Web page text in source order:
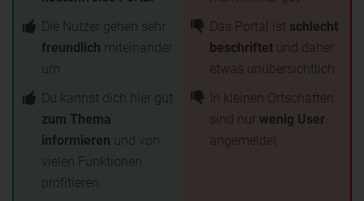
Die Nutzer gehen sehr
freundlich miteinander
um
Du kannst dich hier gut
zum Thema
informieren und von
vielen Funktionen
profitieren
Das Portal ist schlecht
beschriftet und daher
etwas unübersichtlich
In kleinen Ortschaften
sind nur wenig User
angemeldet